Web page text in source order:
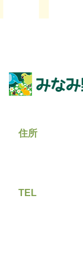
住所
TEL